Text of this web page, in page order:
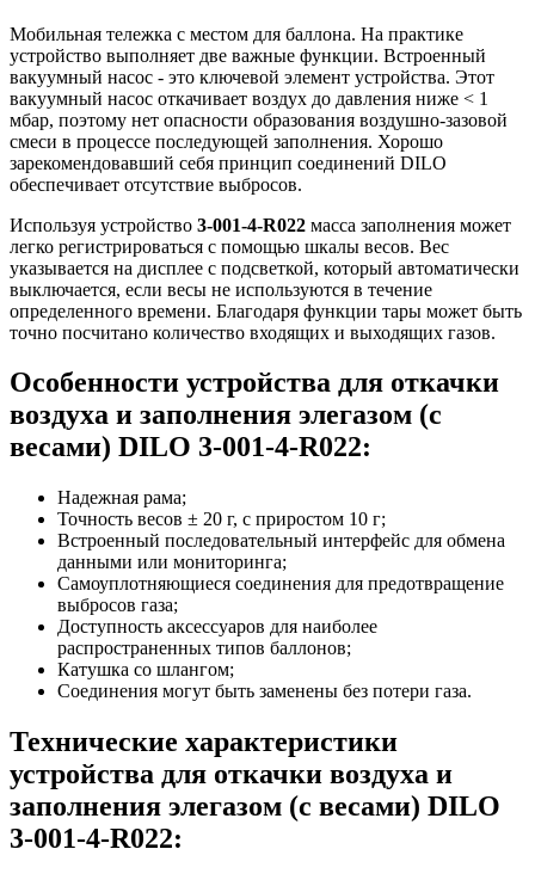
Мобильная тележка с местом для баллона. На практике
устройство выполняет две важные функции. Встроенный
вакуумный насос - это ключевой элемент устройства. Этот
вакуумный насос откачивает воздух до давления ниже < 1
мбар, поэтому нет опасности образования воздушно-зазовой
смеси в процессе последующей заполнения. Хорошо
зарекомендовавший себя принцип соединений DILO
обеспечивает отсутствие выбросов.
Используя устройство 3-001-4-R022 масса заполнения может
легко регистрироваться с помощью шкалы весов. Вес
указывается на дисплее с подсветкой, который автоматически
выключается, если весы не используются в течение
определенного времени. Благодаря функции тары может быть
точно посчитано количество входящих и выходящих газов.
Особенности устройства для откачки
воздуха и заполнения элегазом (с
весами) DILO 3-001-4-R022:
Надежная рама;
Точность весов ± 20 г, с приростом 10 г;
Встроенный последовательный интерфейс для обмена
данными или мониторинга;
Самоуплотняющиеся соединения для предотвращение
выбросов газа;
Доступность аксессуаров для наиболее
распространенных типов баллонов;
Катушка со шлангом;
Соединения могут быть заменены без потери газа.
Технические характеристики
устройства для откачки воздуха и
заполнения элегазом (с весами) DILO
3-001-4-R022: